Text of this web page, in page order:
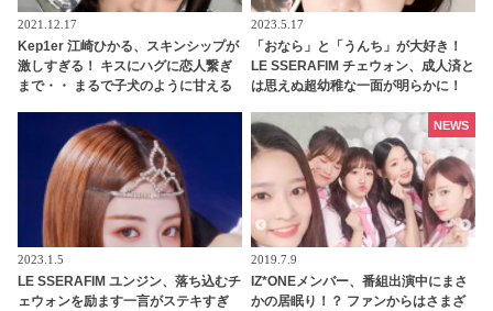
2021.12.17
Kep1er 江崎ひかる、スキンシップが
激しすぎる！ キスにハグに恋人繋ぎ
まで・・ まるで子犬のように甘える
2023.5.17
「おなら」と「うんち」が大好き！
LE SSERAFIM チェウォン、成人済と
は思えぬ超幼稚な一面が明らかに！
上がり・・ 衝撃的なシーンに爆笑
2023.1.5
LE SSERAFIM ユンジン、落ち込むチ
ェウォンを励ます一言がステキすぎ
2019.7.9
IZ*ONEメンバー、番組出演中にまさ
かの居眠り！？ ファンからはさまざ
NEWS